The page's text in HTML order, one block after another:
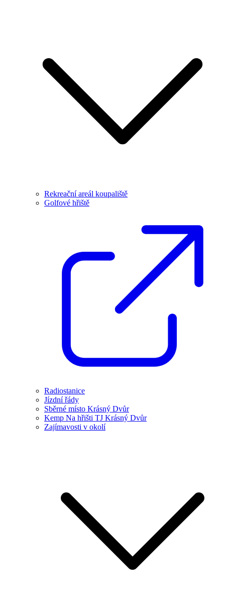
Rekreační areál koupaliště
Golfové hřiště
Radiostanice
Jízdní řády
Sběrné místo Krásný Dvůr
Kemp Na hřišti TJ Krásný Dvůr
Zajímavosti v okolí